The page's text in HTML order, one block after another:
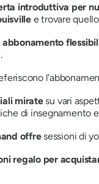
introduttiva per
e trovare
abbonamento
miratesu vari
di insegnamento
offre sessioni di
regalo per